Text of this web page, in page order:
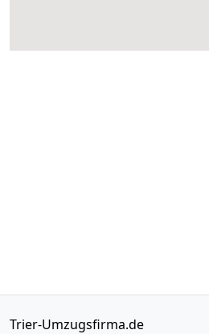
Trier-Umzugsfirma.de